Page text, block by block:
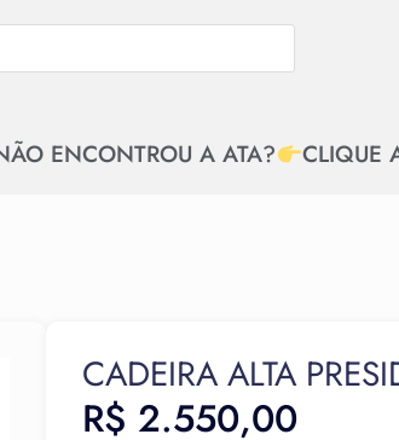
ENCONTROU A ATA? CLIQUE
CADEIRA ALTA
R$ 2.550,00